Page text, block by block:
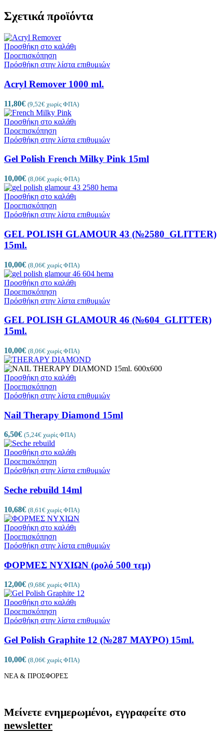
Σχετικά προϊόντα
Προσθήκη στο καλάθι
Προεπισκόπηση
Πρόσθήκη στην λίστα επιθυμιών
Acryl Remover 1000 ml.
11,80€ (9,52€ χωρίς ΦΠΑ)
Προσθήκη στο καλάθι
Προεπισκόπηση
Πρόσθήκη στην λίστα επιθυμιών
Gel Polish French Milky Pink 15ml
10,00€ (8,06€ χωρίς ΦΠΑ)
Προσθήκη στο καλάθι
Προεπισκόπηση
Πρόσθήκη στην λίστα επιθυμιών
GEL POLISH GLAMOUR 43 (№2580_GLITTER)
15ml.
10,00€ (8,06€ χωρίς ΦΠΑ)
Προσθήκη στο καλάθι
Προεπισκόπηση
Πρόσθήκη στην λίστα επιθυμιών
GEL POLISH GLAMOUR 46 (№604_GLITTER)
15ml.
10,00€ (8,06€ χωρίς ΦΠΑ)
Προσθήκη στο καλάθι
Προεπισκόπηση
Πρόσθήκη στην λίστα επιθυμιών
Nail Therapy Diamond 15ml
6,50€ (5,24€ χωρίς ΦΠΑ)
Προσθήκη στο καλάθι
Προεπισκόπηση
Πρόσθήκη στην λίστα επιθυμιών
Seche rebuild 14ml
10,68€ (8,61 € χωρίς ΦΠΑ)
Προσθήκη στο καλάθι
Προεπισκόπηση
Πρόσθήκη στην λίστα επιθυμιών
ΦΟΡΜΕΣ ΝΥΧΙΩΝ (ρολό 500 τεμ)
12,00€ (9,68€ χωρίς ΦΠΑ)
Προσθήκη στο καλάθι
Προεπισκόπηση
Πρόσθήκη στην λίστα επιθυμιών
Gel Polish Graphite 12 (№287 ΜΑΥΡΟ) 15ml.
10,00€ (8,06€ χωρίς ΦΠΑ)
ΝΕΑ & ΠΡΟΣΦΟΡΕΣ
Μείνετε ενημερωμένοι, εγγραφείτε στο
newsletter